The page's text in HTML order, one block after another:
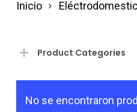
Inicio
Product Categories
No se encontraron